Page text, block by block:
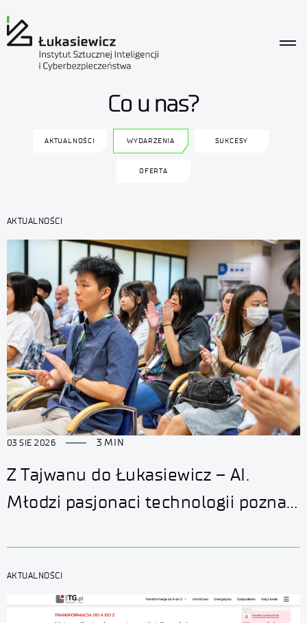
Co u nas?
AKTUALNOŚCI WYDARZENIA SUKCESY
OFERTA
AKTUALNOŚCI
03 SIE 2026 3 MIN
Z Tajwanu do Łukasiewicz – AI.
Młodzi pasjonaci technologii poznali
AKTUALNOŚCI